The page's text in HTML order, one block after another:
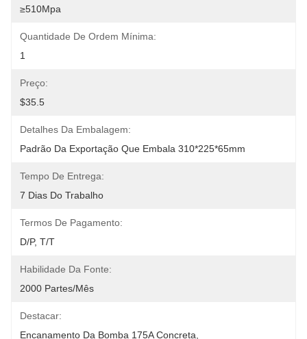
≥510Mpa
Quantidade De Ordem Mínima:
1
Preço:
$35.5
Detalhes Da Embalagem:
Padrão Da Exportação Que Embala 310*225*65mm
Tempo De Entrega:
7 Dias Do Trabalho
Termos De Pagamento:
D/P, T/T
Habilidade Da Fonte:
2000 Partes/mês
Destacar:
Encanamento Da Bomba 175A Concreta